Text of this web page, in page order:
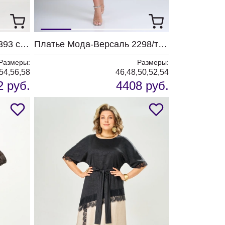
Платье Мода-Версаль 2393 синий полоска
руб.
Платье Мода-Версаль 2298/темно-синий
Размеры:
46,48,50,52,54
4408 руб.